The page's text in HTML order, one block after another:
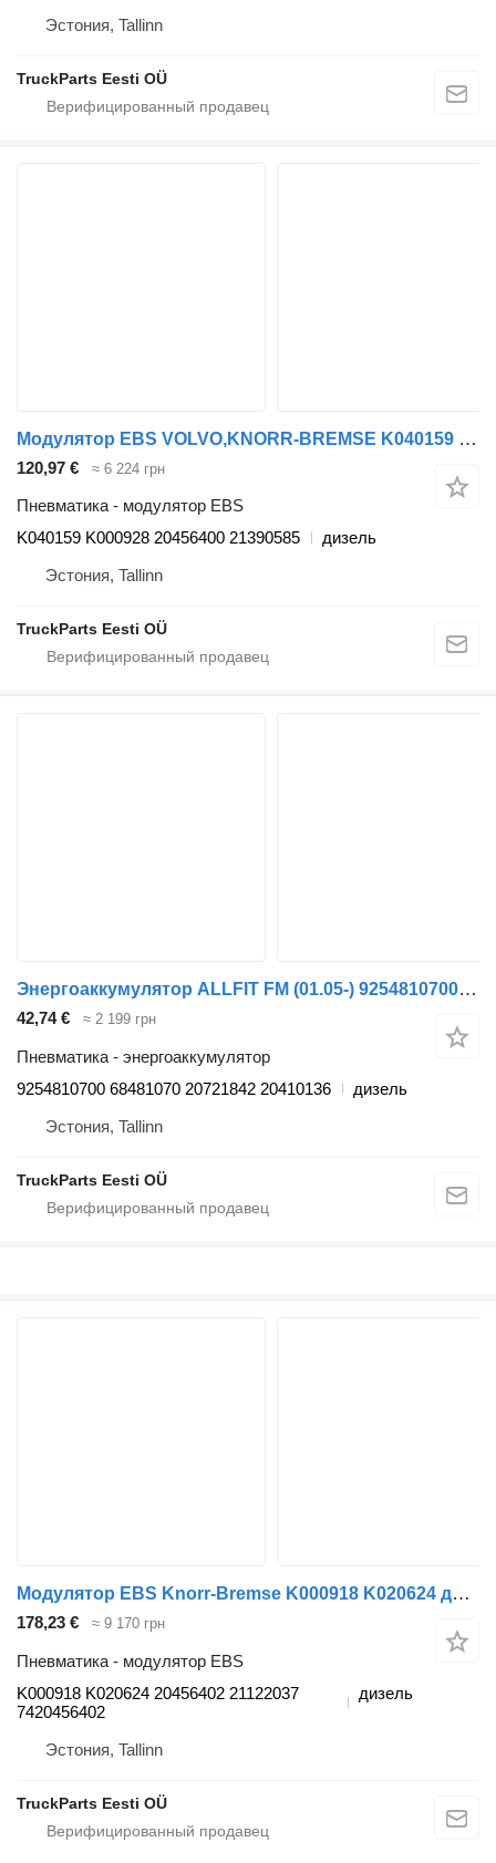
Эстония, Tallinn
TruckParts Eesti OÜ
Модулятор EBS VOLVO,KNORR-BREMSE K040159 K000928 для тягача Volvo FM7-FM12, FM, FMX (1998-2014)
120,97 € ≈ 6 224 грн
Пневматика - модулятор EBS
K040159 K000928 20456400 21390585
дизель
Эстония, Tallinn
TruckParts Eesti OÜ
Энергоаккумулятор ALLFIT FM (01.05-) 9254810700 для тягача Volvo FM7-FM12, FM, FMX (1998-2014)
42,74 € ≈ 2 199 грн
Пневматика - энергоаккумулятор
9254810700 68481070 20721842 20410136
дизель
Эстония, Tallinn
TruckParts Eesti OÜ
Модулятор EBS Knorr-Bremse K000918 K020624 для тягача Volvo FM7-FM12, FM, FMX (1998-2014)
178,23 € ≈ 9 170 грн
Пневматика - модулятор EBS
K000918 K020624 20456402 21122037
7420456402
дизель
Эстония, Tallinn
TruckParts Eesti OÜ